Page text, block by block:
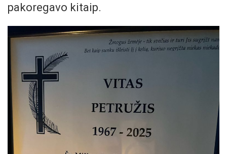
pakoregavo kitaip.